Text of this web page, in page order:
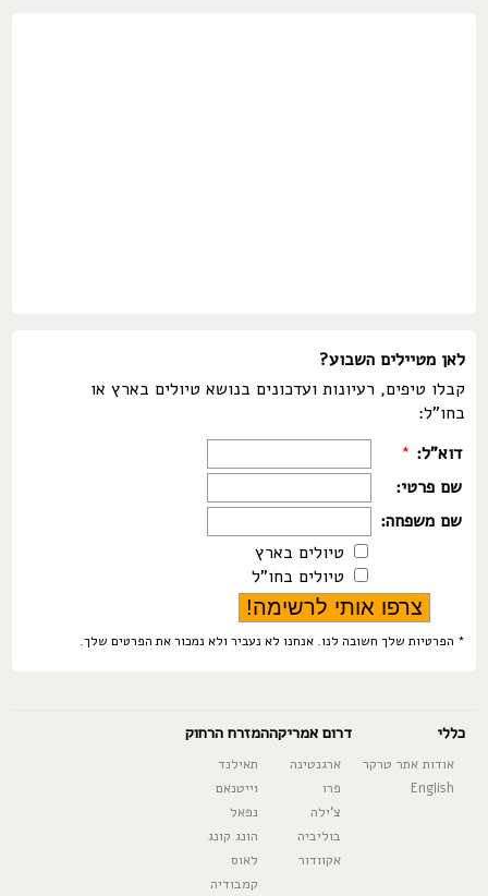
לאן מטיילים השבוע?
קבלו טיפים, רעיונות ועדכונים בנושא טיולים בארץ או
בחו"ל:
דוא"ל: *
שם פרטי:
שם משפחה:
טיולים בארץ
טיולים בחו"ל
* הפרטיות שלך חשובה לנו. אנחנו לא נעביר ולא נמכור את הפרטים שלך.
כללי
אודות אתר טרקר
English
דרום אמריקה
ארגנטינה
פרו
צ'ילה
בוליביה
אקוודור
המזרח הרחוק
תאילנד
וייטנאם
נפאל
הונג קונג
לאוס
קמבודיה